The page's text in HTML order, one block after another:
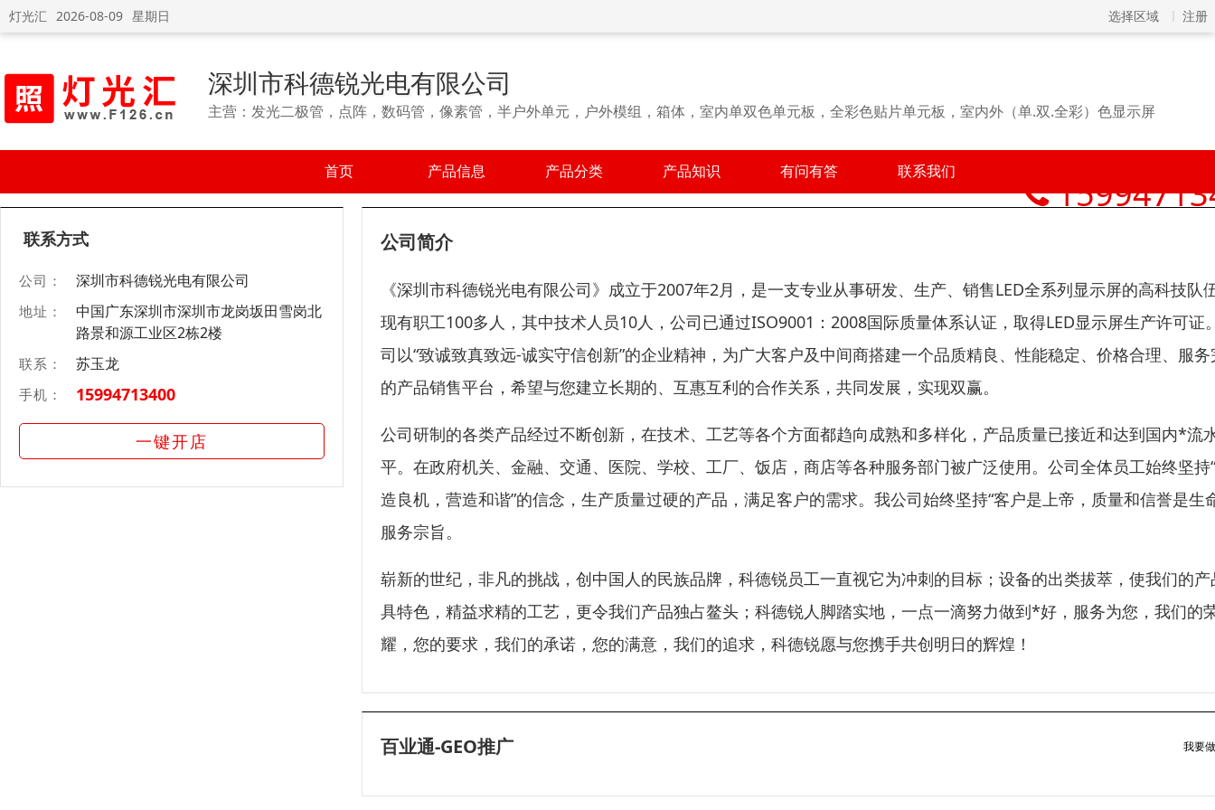
灯光汇 2026-08-09 星期日 选择区域 注册
深圳市科德锐光电有限公司
主营：发光二极管，点阵，数码管，像素管，半户外单元，户外模组，箱体，室内单双色单元板，全彩色贴片单元板，室内外（单.双.全彩）色显示屏
首页 产品信息 产品分类 产品知识 有问有答 联系我们
联系方式
公司： 深圳市科德锐光电有限公司
地址：
中国广东深圳市深圳市龙岗坂田雪岗北
路景和源工业区2栋2楼
联系： 苏玉龙
手机： 15994713400
一键开店
公司简介
《深圳市科德锐光电有限公司》成立于2007年2月，是一支专业从事研发、生产、销售LED全系列显示屏的高科技队
现有职工100多人，其中技术人员10人，公司已通过ISO9001：2008国际质量体系认证，取得LED显示屏生产许可证
司以“致诚致真致远-诚实守信创新”的企业精神，为广大客户及中间商搭建一个品质精良、性能稳定、价格合理、服务
的产品销售平台，希望与您建立长期的、互惠互利的合作关系，共同发展，实现双赢。
公司研制的各类产品经过不断创新，在技术、工艺等各个方面都趋向成熟和多样化，产品质量已接近和达到国内*流
平。在政府机关、金融、交通、医院、学校、工厂、饭店，商店等各种服务部门被广泛使用。公司全体员工始终坚持
造良机，营造和谐”的信念，生产质量过硬的产品，满足客户的需求。我公司始终坚持“客户是上帝，质量和信誉是生
服务宗旨。
崭新的世纪，非凡的挑战，创中国人的民族品牌，科德锐员工一直视它为冲刺的目标；设备的出类拔萃，使我们的产
具特色，精益求精的工艺，更令我们产品独占鳌头；科德锐人脚踏实地，一点一滴努力做到*好，服务为您，我们的
耀，您的要求，我们的承诺，您的满意，我们的追求，科德锐愿与您携手共创明日的辉煌！
百业通-GEO推广 我要